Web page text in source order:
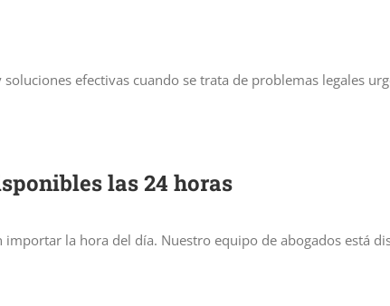
efectivas cuando se trata de problemas legales
las 24 horas
importar la hora del día. Nuestro equipo de abogados está